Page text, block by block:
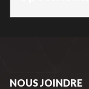
NOUS JOINDRE